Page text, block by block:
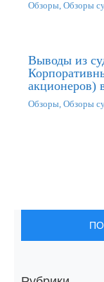
Обзоры, Обзоры
Выводы из
акционеров)
Обзоры Обзоры